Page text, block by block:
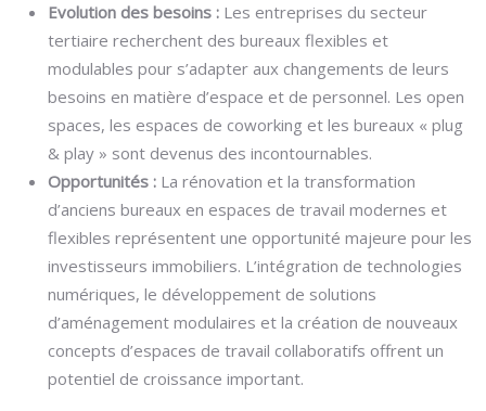
Evolution des besoins : Les entreprises du secteur
tertiaire recherchent des bureaux flexibles et
modulables pour s’adapter aux changements de leurs
besoins en matière d’espace et de personnel. Les open
spaces, les espaces de coworking et les bureaux « plug
& play » sont devenus des incontournables.
Opportunités : La rénovation et la transformation
d’anciens bureaux en espaces de travail modernes et
flexibles représentent une opportunité majeure pour les
investisseurs immobiliers. L’intégration de technologies
numériques, le développement de solutions
d’aménagement modulaires et la création de nouveaux
concepts d’espaces de travail collaboratifs offrent un
potentiel de croissance important.